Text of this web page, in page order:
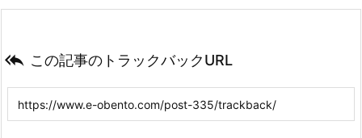
 この記事のトラックバックURL